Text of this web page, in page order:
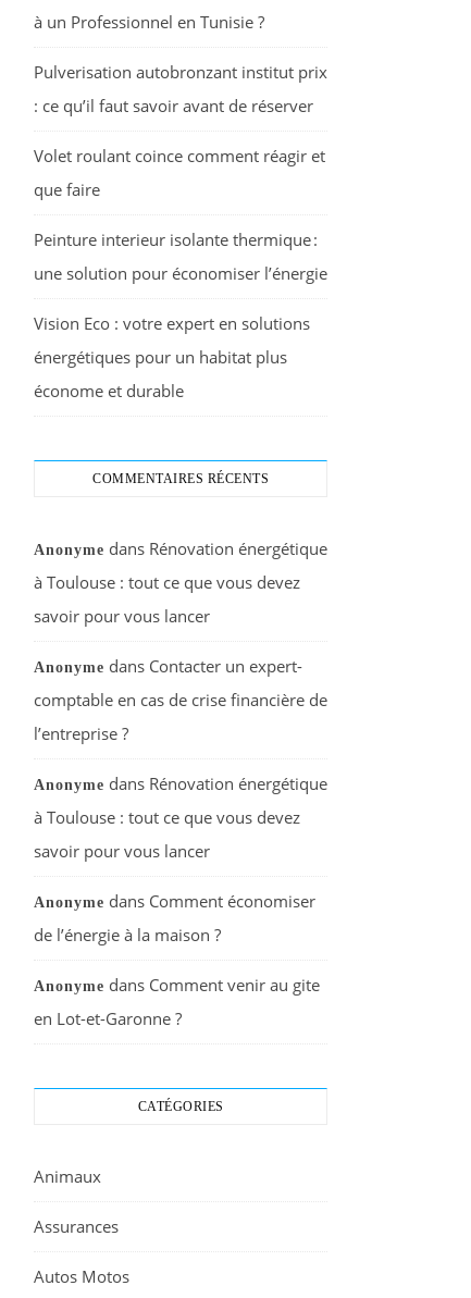
à un Professionnel en Tunisie ?
Pulverisation autobronzant institut prix
: ce qu’il faut savoir avant de réserver
Volet roulant coince comment réagir et
que faire
Peinture interieur isolante thermique :
une solution pour économiser l’énergie
Vision Eco : votre expert en solutions
énergétiques pour un habitat plus
économe et durable
COMMENTAIRES RÉCENTS
Anonyme dans Rénovation énergétique
à Toulouse : tout ce que vous devez
savoir pour vous lancer
Anonyme dans Contacter un expert-
comptable en cas de crise financière de
l’entreprise ?
Anonyme dans Rénovation énergétique
à Toulouse : tout ce que vous devez
savoir pour vous lancer
Anonyme dans Comment économiser
de l’énergie à la maison ?
Anonyme dans Comment venir au gite
en Lot-et-Garonne ?
CATÉGORIES
Animaux
Assurances
Autos Motos